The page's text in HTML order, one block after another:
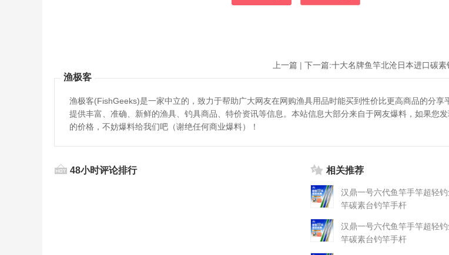
上一篇 | 下一篇:
渔极客
渔极客(FishGeeks)是一家中立的，致力于帮助广大网友在网购渔具用品时能买到性价比更高商品的分享
提供丰富、准确、新鲜的渔具、钓具商品、特价资讯等信息。本站信息大部分来自于网友爆料，如果您
的价格，不妨爆料给我们吧（谢绝任何商业爆料）！
48小时评论排行 相关推荐
汉鼎一号六代鱼竿手竿超轻
竿碳素台钓竿手杆
汉鼎一号六代鱼竿手竿超轻
竿碳素台钓竿手杆